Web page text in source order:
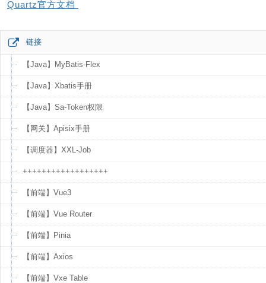
Quartz官方文档
链接
【Java】MyBatis-Flex
【Java】Xbatis手册
【Java】Sa-Token权限
【网关】Apisix手册
【调度器】XXL-Job
++++++++++++++++++
【前端】Vue3
【前端】Vue Router
【前端】Pinia
【前端】Axios
【前端】Vxe Table